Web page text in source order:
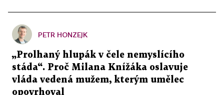
PETR HONZEJK
„Prolhaný hlupák v čele nemyslícího
stáda“. Proč Milana Knížáka oslavuje
vláda vedená mužem, kterým umělec
opovrhoval